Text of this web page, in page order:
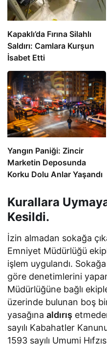
Kapaklı’da Fırına Silahlı
Saldırı: Camlara Kurşun
İsabet Etti
Yangın Paniği: Zincir
Marketin Deposunda
Korku Dolu Anlar Yaşandı
Kurallara
Kesildi.
İzin almadan sokağa
Emniyet Müdürlüğü
işlem uygulandı.
göre denetimlerini
Müdürlüğüne bağlı
üzerinde bulunan boş
yasağınaaldırış
sayılı Kabahatler
1593 sayılı Umumi